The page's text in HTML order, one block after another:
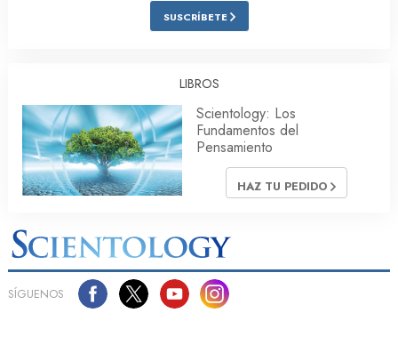
SUSCRÍBETE
LIBROS
Scientology: Los
Fundamentos del
Pensamiento
HAZ TU PEDIDO
SÍGUENOS